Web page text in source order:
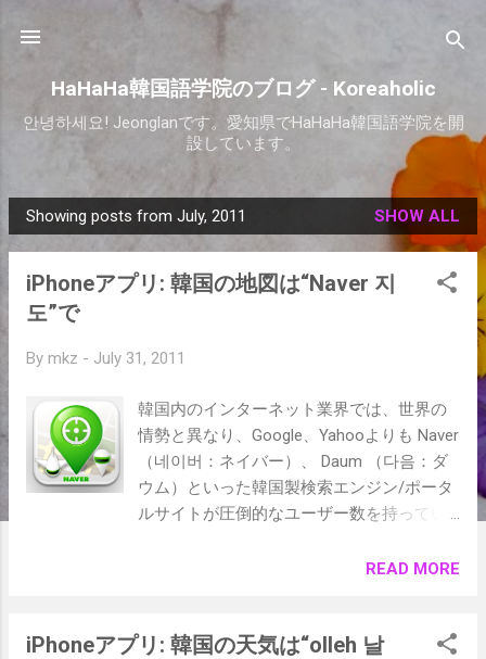
HaHaHa韓国語学院のブログ - Koreaholic
안녕하세요! Jeonglanです。愛知県でHaHaHa韓国語学院を開
設しています。
P
o
Showing posts from July, 2011 SHOW ALL
iPhoneアプリ: 韓国の地図は“Naver 지
도”で
By mkz - July 31, 2011
韓国内のインターネット業界では、世界の
情勢と異なり、Google、Yahooよりも Naver
（네이버：ネイバー）、 Daum （다음：ダ
ウム）といった韓国製検索エンジン/ポータ
ルサイトが圧倒的なユーザー数を持ってい
を作ってしまっているのがなかなか問題な
ア、中国、韓国）だそうです。各国のナン
READ MORE
iPhoneアプリ: 韓国の天気は“olleh 날